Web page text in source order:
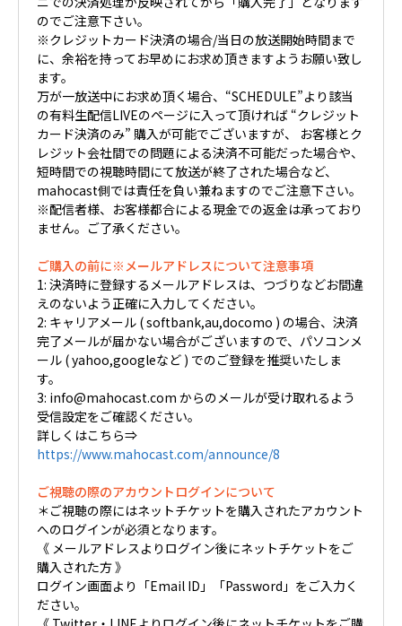
のでご注意下さい。
※クレジットカード決済の場合/当日の放送開始時間まで
に、余裕を持ってお早めにお求め頂きますようお願い致し
ます。
万が一放送中にお求め頂く場合、“SCHEDULE”より該当
の有料生配信LIVEのページに入って頂ければ “クレジット
カード決済のみ” 購入が可能でございますが、 お客様とク
レジット会社間での問題による決済不可能だった場合や、
短時間での視聴時間にて放送が終了された場合など、
mahocast側では責任を負い兼ねますのでご注意下さい。
※配信者様、お客様都合による現金での返金は承っており
ません。ご了承ください。
ご購入の前に※メールアドレスについて注意事項
1: 決済時に登録するメールアドレスは、つづりなどお間違
えのないよう正確に入力してください。
2: キャリアメール ( softbank,au,docomo ) の場合、決済
完了メールが届かない場合がございますので、パソコンメ
ール ( yahoo,googleなど ) でのご登録を推奨いたしま
す。
3: info@mahocast.com からのメールが受け取れるよう
受信設定をご確認ください。
詳しくはこちら⇒
https://www.mahocast.com/announce/8
ご視聴の際のアカウントログインについて
＊ご視聴の際にはネットチケットを購入されたアカウント
へのログインが必須となります。
《 メールアドレスよりログイン後にネットチケットをご
購入された方 》
ログイン画面より「Email ID」「Password」をご入力く
ださい。